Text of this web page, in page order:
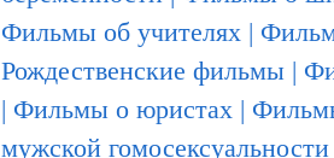
Фильмы об учителях |
Рождественские фильмы |
| Фильмы о юристах |
мужской гомосексуальности